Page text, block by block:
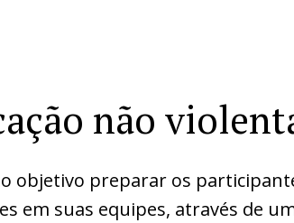
não
objetivo preparar os
em suas equipes, através de